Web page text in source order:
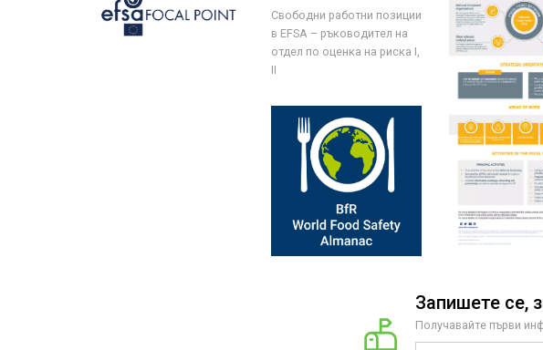
Свободни работни позиции
в EFSA – ръководител на
отдел по оценка на риска I,
II
Запишете се,
Получавайте първи